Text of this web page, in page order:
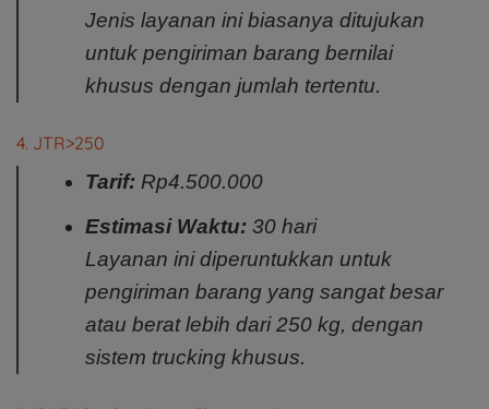
Jenis layanan ini biasanya ditujukan
untuk pengiriman barang bernilai
khusus dengan jumlah tertentu.
4. JTR>250
Tarif:Rp4.500.000
Estimasi Waktu:30 hari
Layanan ini diperuntukkan untuk
pengiriman barang yang sangat besar
atau berat lebih dari 250 kg, dengan
sistem trucking khusus.